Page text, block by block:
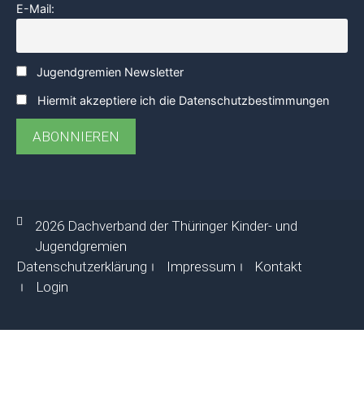
E-Mail:
Jugendgremien Newsletter
Hiermit akzeptiere ich die Datenschutzbestimmungen
2026 Dachverband der Thüringer Kinder- und
Jugendgremien
Datenschutzerklärung
Impressum
Kontakt
Login